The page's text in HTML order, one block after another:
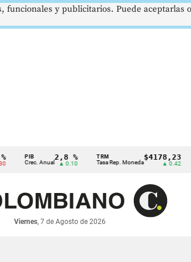
PIB
Crec. Anual
2,8 %
▲ 0.10
TRM
Tasa Rep. Moneda
$4178,23
▲ 0.42
IPC
Viernes, 7 de Agosto de 2026
y publicitarios. Puede aceptarlas